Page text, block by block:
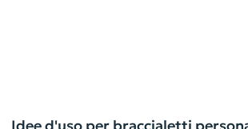
Idee d'uso per braccialetti